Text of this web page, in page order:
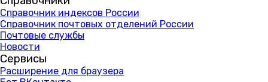
Справочник индексов России
Справочник почтовых отделений России
Почтовые службы
Новости
Сервисы
Расширение для браузера